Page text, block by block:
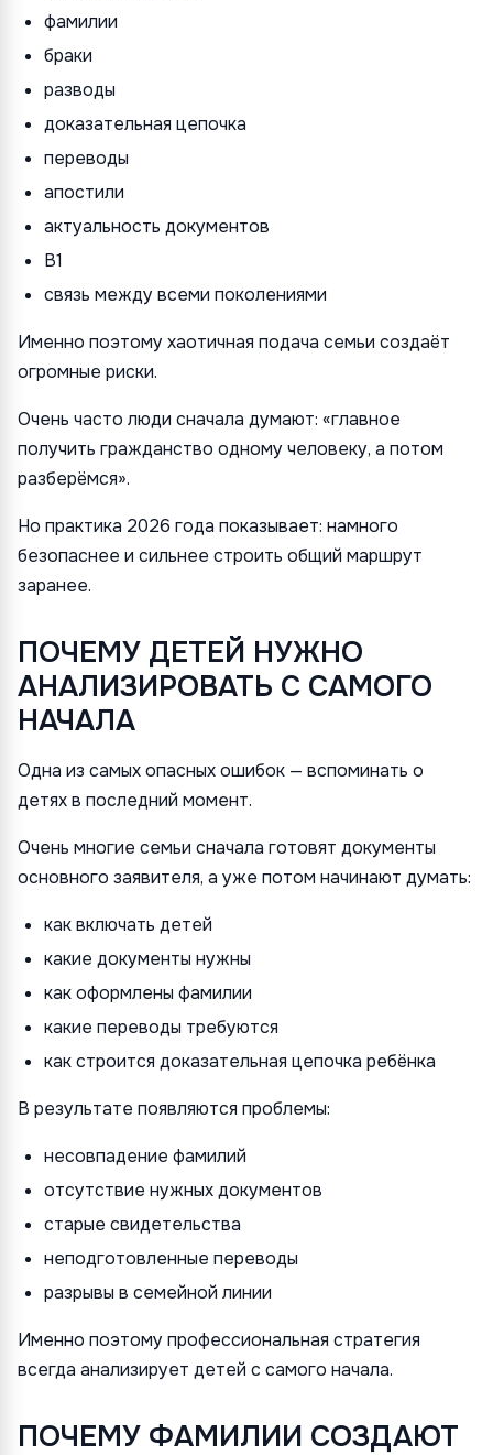
фамилии
браки
разводы
доказательная цепочка
переводы
апостили
актуальность документов
B1
связь между всеми поколениями
Именно поэтому хаотичная подача семьи создаёт
огромные риски.
Очень часто люди сначала думают: «главное
получить гражданство одному человеку, а потом
разберёмся».
Но практика 2026 года показывает: намного
безопаснее и сильнее строить общий маршрут
заранее.
ПОЧЕМУ ДЕТЕЙ НУЖНО
АНАЛИЗИРОВАТЬ С САМОГО
НАЧАЛА
Одна из самых опасных ошибок — вспоминать о
детях в последний момент.
Очень многие семьи сначала готовят документы
основного заявителя, а уже потом начинают думать:
как включать детей
какие документы нужны
как оформлены фамилии
какие переводы требуются
как строится доказательная цепочка ребёнка
В результате появляются проблемы:
несовпадение фамилий
отсутствие нужных документов
старые свидетельства
неподготовленные переводы
разрывы в семейной линии
Именно поэтому профессиональная стратегия
всегда анализирует детей с самого начала.
ПОЧЕМУ ФАМИЛИИ СОЗДАЮТ